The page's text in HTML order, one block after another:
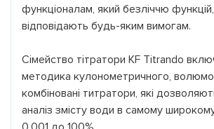
функціоналам, який безліччю функцій,
відповідають будь-яким вимогам.
Сімейство тітратори KF Titrando
методика кулонометричного,
комбіновані титратори, які
аналіз змісту води в самому широкому